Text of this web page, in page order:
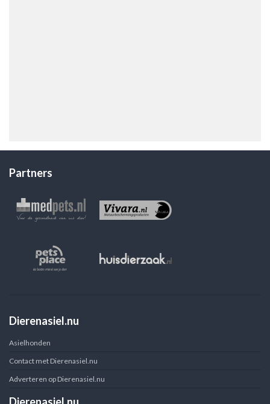
Partners
Dierenasiel.nu
Asielhonden
Contact met Dierenasiel.nu
Adverteren op Dierenasiel.nu
Dierenasiel.nu